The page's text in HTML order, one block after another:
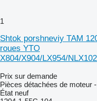
1
Shtok porshneviy TAM
roues YTO
X804/X904/LX954/
Prix sur demande
Pièces détachées de moteur
État neuf